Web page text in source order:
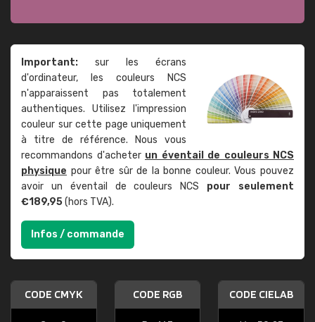
Important: sur les écrans
d'ordinateur, les couleurs NCS
n'apparaissent pas totalement
authentiques. Utilisez l'impression
couleur sur cette page uniquement
à titre de référence. Nous vous
recommandons d'acheter un éventail de couleurs NCS
physique pour être sûr de la bonne couleur. Vous pouvez
avoir un éventail de couleurs NCS pour seulement
€189,95(hors TVA).
Infos / commande
CODE CMYK CODE RGB CODE CIELAB